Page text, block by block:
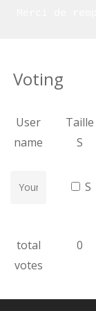
Voting
User
name
Taille
S
S
total
votes
0